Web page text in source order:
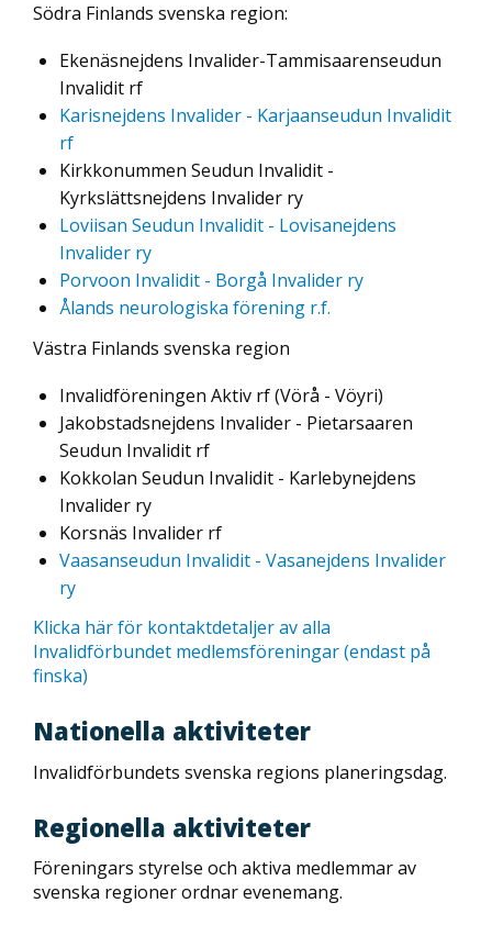
Södra Finlands svenska region:
Ekenäsnejdens Invalider-Tammisaarenseudun
Invalidit rf
Karisnejdens Invalider - Karjaanseudun Invalidit
rf
Kirkkonummen Seudun Invalidit -
Kyrkslättsnejdens Invalider ry
Loviisan Seudun Invalidit - Lovisanejdens
Invalider ry
Porvoon Invalidit - Borgå Invalider ry
Ålands neurologiska förening r.f.
Västra Finlands svenska region
Invalidföreningen Aktiv rf (Vörå - Vöyri)
Jakobstadsnejdens Invalider - Pietarsaaren
Seudun Invalidit rf
Kokkolan Seudun Invalidit - Karlebynejdens
Invalider ry
Korsnäs Invalider rf
Vaasanseudun Invalidit - Vasanejdens Invalider
ry
Klicka här för kontaktdetaljer av alla
Invalidförbundet medlemsföreningar (endast på
finska)
Nationella aktiviteter
Invalidförbundets svenska regions planeringsdag.
Regionella aktiviteter
Föreningars styrelse och aktiva medlemmar av
svenska regioner ordnar evenemang.